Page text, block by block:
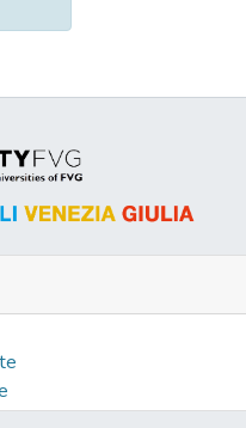
trascrizione e traduzione